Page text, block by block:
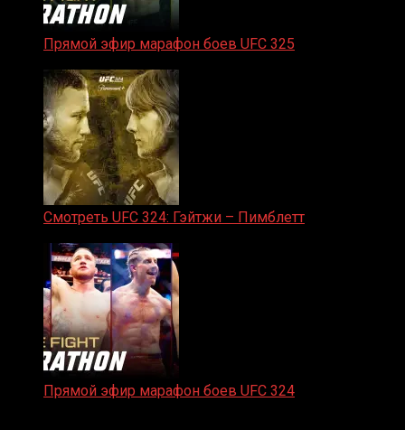
Прямой эфир марафон боев UFC 325
Смотреть UFC 324: Гэйтжи – Пимблетт
Прямой эфир марафон боев UFC 324